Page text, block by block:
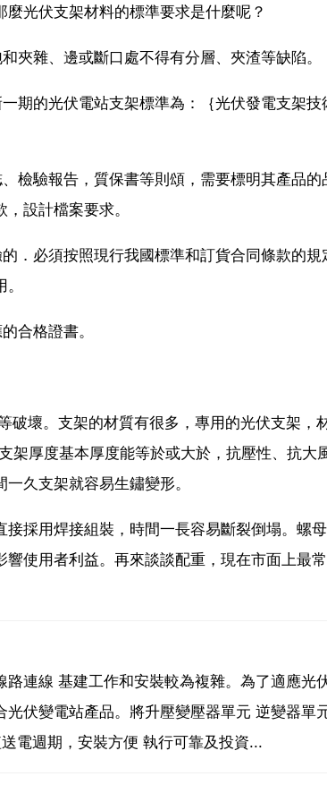
光伏支架材料的標準要求是什麼呢？
夾雜、邊或斷口處不得有分層、夾渣等缺陷。
期的光伏電站支架標準為：｛光伏發電支架技
檢驗報告，質保書等則頌，需要標明其產品的
設計檔案要求。
．必須按照現行我國標準和訂貨合同條款的規
合格證書。
壞。支架的材質有很多，專用的光伏支架，
厚度基本厚度能等於或大於，抗壓性、抗大
久支架就容易生鏽變形。
採用焊接組裝，時間一長容易斷裂倒塌。螺
使用者利益。再來談談配重，現在市面上最
連線 基建工作和安裝較為複雜。為了適應光
伏變電站產品。將升壓變壓器單元 逆變器單
電週期，安裝方便 執行可靠及投資...